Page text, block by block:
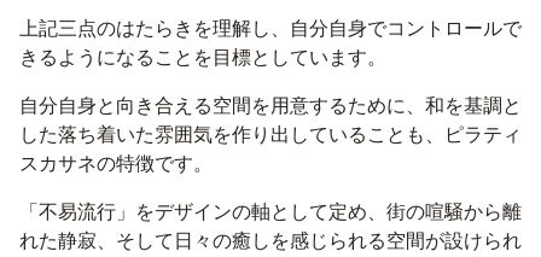
上記三点のはたらきを理解し、自分自身でコントロールで
きるようになることを目標としています。
自分自身と向き合える空間を用意するために、和を基調と
した落ち着いた雰囲気を作り出していることも、ピラティ
スカサネの特徴です。
「不易流行」をデザインの軸として定め、街の喧騒から離
れた静寂、そして日々の癒しを感じられる空間が設けられ